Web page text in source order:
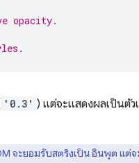
opacity.
'0.3' ) แต่จะแสดงผลเป็นตัว
จะยอมรับสตริงเป็น อินพุต แต่จ